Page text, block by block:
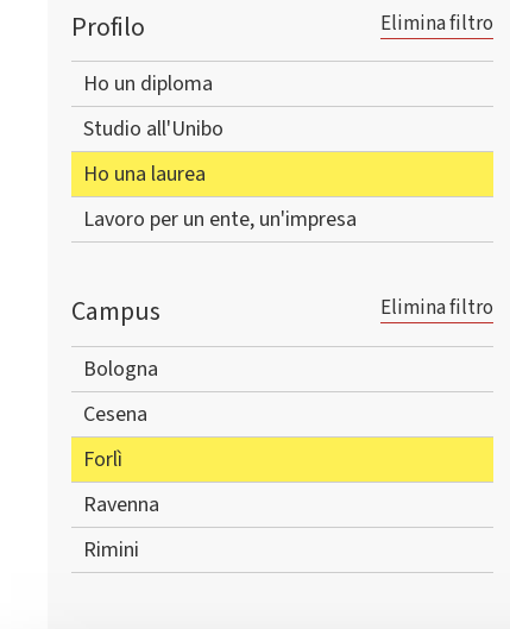
Profilo Elimina filtro
Ho un diploma
Studio all'Unibo
Ho una laurea
Lavoro per un ente, un'impresa
Campus Elimina filtro
Bologna
Cesena
Forlì
Ravenna
Rimini